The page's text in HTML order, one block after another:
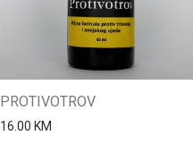
PROTIVOTROV
16.00 KM